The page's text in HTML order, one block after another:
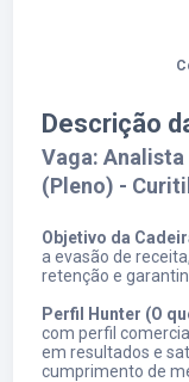
Descrição
Vaga: Analista
(Pleno) -
Objetivo da
a evasão de
retenção e
Perfil Hunter (O
com perfil
em resultados e
cumprimento de